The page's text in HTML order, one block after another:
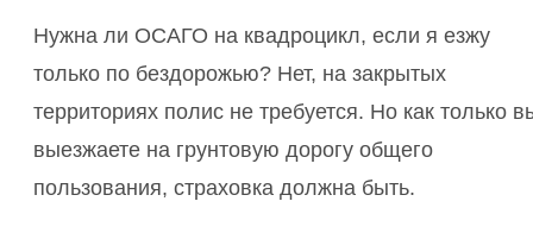
Нужна ли ОСАГО на квадроцикл, если я езжу
только по бездорожью? Нет, на закрытых
территориях полис не требуется. Но как только
выезжаете на грунтовую дорогу общего
пользования, страховка должна быть.